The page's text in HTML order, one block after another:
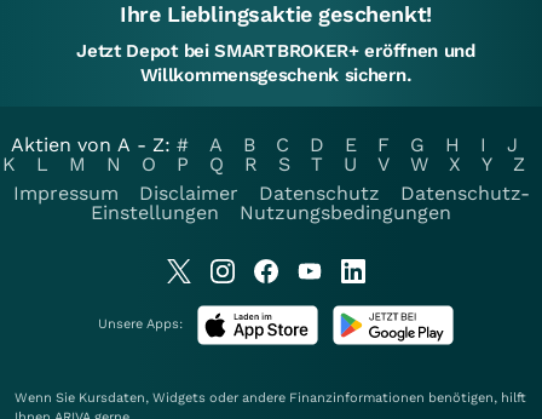
Ihre Lieblingsaktie geschenkt!
Jetzt Depot bei SMARTBROKER+ eröffnen und
Willkommensgeschenk sichern.
Aktien von A - Z: # A B C D E F G H I
J
K
L M N O P Q R S T U V W X Y
Z
Impressum
Disclaimer Datenschutz
Datenschutz-
Einstellungen
Nutzungsbedingungen
Unsere Apps:
Wenn Sie Kursdaten, Widgets oder andere Finanzinformationen benötigen, hilft